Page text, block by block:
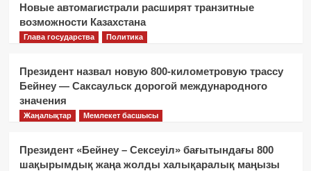
Новые автомагистрали расширят транзитные
возможности Казахстана
Глава государства Политика
Президент назвал новую 800-километровую трассу
Бейнеу — Саксаульск дорогой международного
значения
Жаңалықтар Мемлекет басшысы
Президент «Бейнеу – Сексеуіл» бағытындағы 800
шақырымдық жаңа жолды халықаралық маңызы